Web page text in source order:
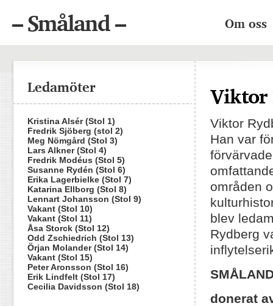
– Småland – Om oss
Viktor
Viktor
Han var
områden
blev
Rydberg
donerat
Ledamöter
Kristina Alsér (Stol 1)
Fredrik Sjöberg (stol 2)
Meg Nömgård (Stol 3)
Lars Alkner (Stol 4)
Fredrik Modéus (Stol 5)
Susanne Rydén (Stol 6)
Erika Lagerbielke (Stol 7)
Katarina Ellborg (Stol 8)
Lennart Johansson (Stol 9)
Vakant (Stol 10)
Vakant (Stol 11)
Åsa Storck (Stol 12)
Odd Zschiedrich (Stol 13)
Örjan Molander (Stol 14)
Vakant (Stol 15)
Peter Aronsson (Stol 16)
Erik Lindfelt (Stol 17)
Cecilia Davidsson (Stol 18)